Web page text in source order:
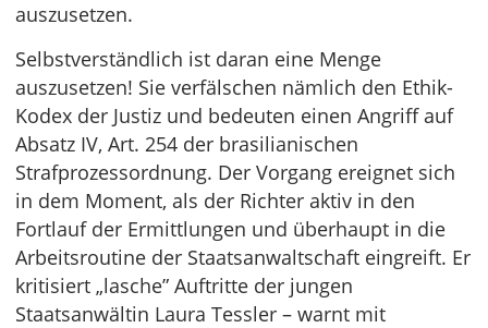
auszusetzen.
Selbstverständlich ist daran eine Menge
auszusetzen! Sie verfälschen nämlich den Ethik-
Kodex der Justiz und bedeuten einen Angriff auf
Absatz IV, Art. 254 der brasilianischen
Strafprozessordnung. Der Vorgang ereignet sich
in dem Moment, als der Richter aktiv in den
Fortlauf der Ermittlungen und überhaupt in die
Arbeitsroutine der Staatsanwaltschaft eingreift. Er
kritisiert „lasche” Auftritte der jungen
Staatsanwältin Laura Tessler – warnt mit